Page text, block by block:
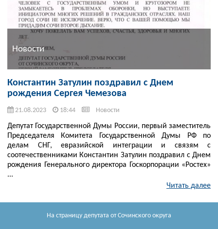
На страницу депутата от Сочинского округа
Новости
Константин Затулин поздравил с Днем
рождения Сергея Чемезова
21.08.2023 18:44 Новости
Депутат Государственной Думы России, первый заместитель
Председателя Комитета Государственной Думы РФ по
делам СНГ, евразийской интеграции и связям с
соотечественниками Константин Затулин поздравил с Днем
рождения Генерального директора Госкорпорации «Ростех»
...
Читать далее